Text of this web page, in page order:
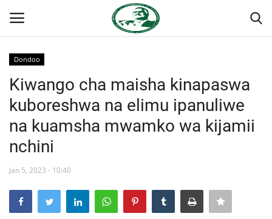
Nyumba
Jukwaa la Nasser la Kimataifa
Wasiliana
Onyesho la Majaribio
Dondoo
Kiwango cha maisha kinapaswa
kuboreshwa na elimu ipanuliwe
na kuamsha mwamko wa kijamii
nchini
Jan 5, 2023 - 10:40